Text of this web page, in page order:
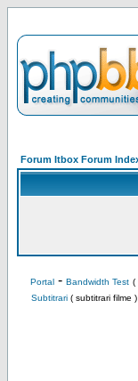
Forum Itbox Forum
Portal- Bandwidth Test (
Subtitrari( subtitrari filme )